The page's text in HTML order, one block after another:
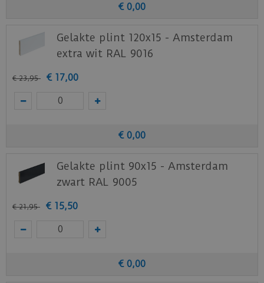
€ 0,00
Gelakte plint 120x15 - Amsterdam
extra wit RAL 9016
€ 23,95 € 17,00
€ 0,00
Gelakte plint 90x15 - Amsterdam
zwart RAL 9005
€ 21,95 € 15,50
€ 0,00